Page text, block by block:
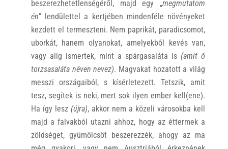
beszerezhetetlenségéről, majd egy „megmutatom
én” lendülettel a kertjében mindenféle növényeket
kezdett el termeszteni. Nem paprikát, paradicsomot,
uborkát, hanem olyanokat, amelyekből kevés van,
vagy alig ismertek, mint a spárgasaláta is (amit ő
torzsasaláta néven nevez). Magvakat hozatott a világ
messzi országaiból, s kísérletezett. Tetszik, amit
tesz, segítek is neki, mert sok ilyen ember kell(ene).
Ha így lesz (újra), akkor nem a közeli városokba kell
majd a falvakból utazni ahhoz, hogy az éttermek a
zöldséget, gyümölcsöt beszerezzék, ahogy az ma